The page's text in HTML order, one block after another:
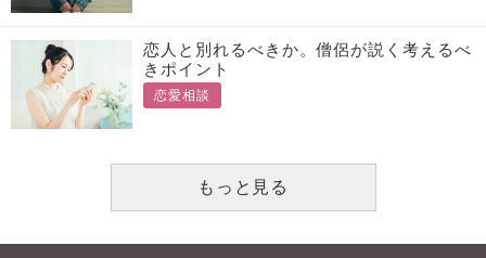
恋人と別れるべきか。僧侶が説く考えるべ
きポイント
恋愛相談
もっと見る